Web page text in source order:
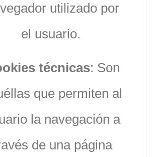
utilizado por
el usuario.
técnicas: Son
que permiten al
la navegación a
de una página